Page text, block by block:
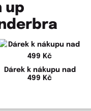
up
Dárek k nákupu nad
499 Kč